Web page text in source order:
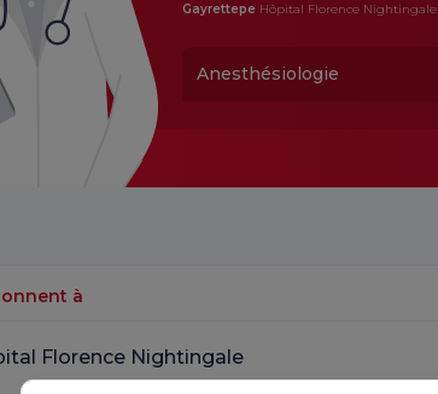
GayrettepeHôpital Florence Nightingale
Anesthésiologie
à
Florence Nightingale